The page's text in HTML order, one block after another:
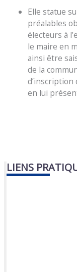
Elle statue
préalables
électeurs à
le maire en
ainsi être
de la
d’inscription
en lui
LIENS